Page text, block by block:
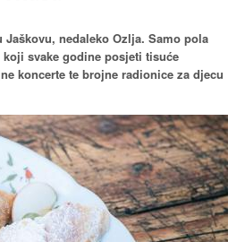
nedaleko Ozlja. Samo pola
svake godine posjeti tisuće
koncerte te brojne radionice za djecu